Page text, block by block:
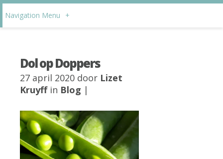
Navigation Menu +
Dol op Doppers
27 april 2020 door Lizet
Kruyffin Blog |